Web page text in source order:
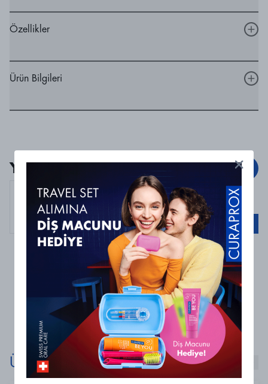
Özellikler
Ürün Bilgileri
Yorumlar Yorum Ekle
Curaprox Be You Sarı / Greyfurt&Bergamot Diş
Macunu 60ml
Sepete Ekle
Henüz yorum bulunmamaktadır
Ürünlerimizi Keşfet!